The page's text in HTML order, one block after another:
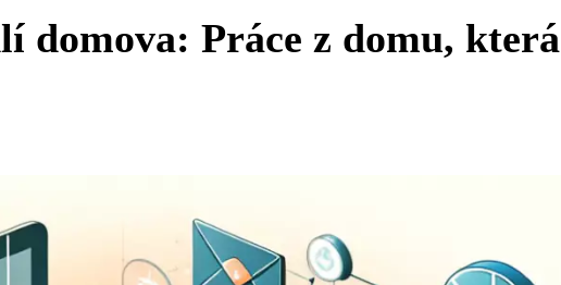
domova: Práce z domu, která